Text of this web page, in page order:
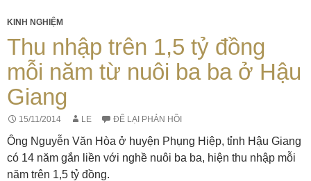
KINH NGHIỆM
Thu nhập trên 1,5 tỷ đồng
mỗi năm từ nuôi ba ba ở Hậu
Giang
15/11/2014 LE ĐỂ LẠI PHẢN HỒI
Ông Nguyễn Văn Hòa ở huyện Phụng Hiệp, tỉnh Hậu Giang
có 14 năm gắn liền với nghề nuôi ba ba, hiện thu nhập mỗi
năm trên 1,5 tỷ đồng.